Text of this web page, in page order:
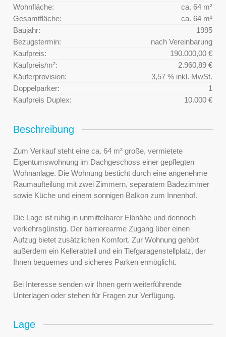
Wohnfläche:
ca. 64 m²
Gesamtfläche:
ca. 64 m²
Baujahr:
1995
Bezugstermin:
nach Vereinbarung
Kaufpreis:
190.000,00 €
Kaufpreis/m²:
2.960,89 €
Käuferprovision:
3,57 % inkl. MwSt.
Doppelparker:
1
Kaufpreis Duplex:
10.000 €
Beschreibung
Zum Verkauf steht eine ca. 64 m² große, vermietete
Eigentumswohnung im Dachgeschoss einer gepflegten
Wohnanlage. Die Wohnung besticht durch eine angenehme
Raumaufteilung mit zwei Zimmern, separatem Badezimmer
sowie Küche und einem sonnigen Balkon zum Innenhof.
Die Lage ist ruhig in unmittelbarer Elbnähe und dennoch
verkehrsgünstig. Der barrierearme Zugang über einen
Aufzug bietet zusätzlichen Komfort. Zur Wohnung gehört
außerdem ein Kellerabteil und ein Tiefgaragenstellplatz, der
Ihnen bequemes und sicheres Parken ermöglicht.
Bei Interesse senden wir Ihnen gern weiterführende
Unterlagen oder stehen für Fragen zur Verfügung.
Lage